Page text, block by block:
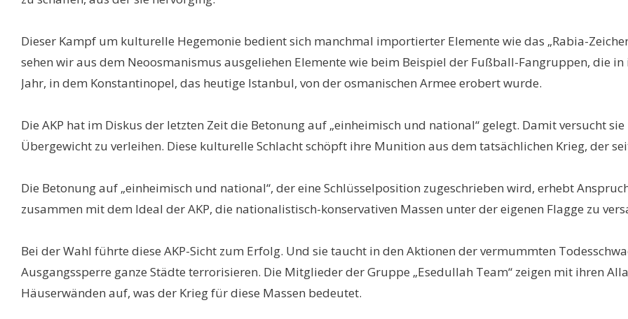
Dieser Kampf um kulturelle Hegemonie bedient sich manchmal importierter Elemente wie das „Rabia-
sehen wir aus dem Neoosmanismus ausgeliehen Elemente wie beim Beispiel der Fußball-Fangruppen, die in
Jahr, in dem Konstantinopel, das heutige Istanbul, von der osmanischen Armee erobert wurde.
Die AKP hat im Diskus der letzten Zeit die Betonung auf „einheimisch und national“ gelegt. Damit versucht
Übergewicht zu verleihen. Diese kulturelle Schlacht schöpft ihre Munition aus dem tatsächlichen Krieg, der
Die Betonung auf „einheimisch und national“, der eine Schlüsselposition zugeschrieben wird, erhebt
zusammen mit dem Ideal der AKP, die nationalistisch-konservativen Massen unter der eigenen Flagge zu
Bei der Wahl führte diese AKP-Sicht zum Erfolg. Und sie taucht in den Aktionen der vermummten
Ausgangssperre ganze Städte terrorisieren. Die Mitglieder der Gruppe „Esedullah Team“ zeigen mit ihren
Häuserwänden auf, was der Krieg für diese Massen bedeutet.